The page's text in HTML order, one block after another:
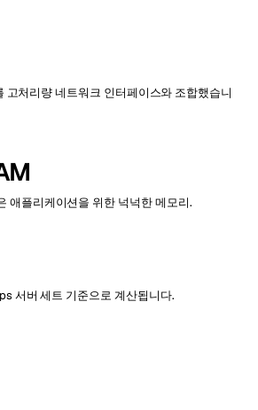
고처리량 네트워크 인터페이스와 조합했습니
애플리케이션을 위한 넉넉한 메모리.
서버 세트 기준으로 계산됩니다.